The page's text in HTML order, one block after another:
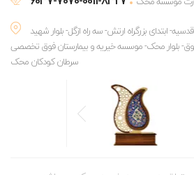
ابتدای بزرگراه ارتش- سه راه ازگل- بلوار شهید
بلوار محک- موسسه خیریه و بیمارستان فوق تخصصی
سرطان کودکان محک